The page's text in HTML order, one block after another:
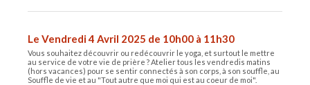
Le Vendredi 4 Avril 2025 de 10h00 à 11h30
Vous souhaitez découvrir ou redécouvrir le yoga, et surtout le mettre
au service de votre vie de prière ? Atelier tous les vendredis matins
(hors vacances) pour se sentir connectés à son corps, à son souffle, au
Souffle de vie et au "Tout autre que moi qui est au coeur de moi".